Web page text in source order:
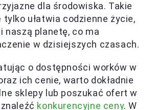
dla środowiska. Takie
tylko ułatwia codzienne życie,
naszą planetę, co ma
w dzisiejszych czasach.
o dostępności worków w
ich cenie, warto dokładnie
sklepy lub poszukać ofert w
konkurencyjne ceny. W